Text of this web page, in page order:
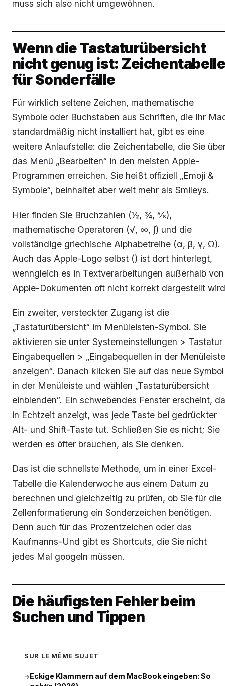
muss sich also nicht umgewöhnen.
Wenn die Tastaturübersicht
nicht genug ist:
für Sonderfälle
Für wirklich seltene Zeichen, mathematische
Symbole oder Buchstaben aus Schriften, die Ihr
standardmäßig nicht installiert hat, gibt es eine
weitere Anlaufstelle: die Zeichentabelle, die Sie
das Menü „Bearbeiten“ in den meisten Apple-
Programmen erreichen. Sie heißt offiziell „Emoji &
Symbole“, beinhaltet aber weit mehr als Smileys.
Hier finden Sie Bruchzahlen (½, ¾, ⅝),
mathematische Operatoren (√, ∞, ∫) und die
vollständige griechische Alphabetreihe (α, β, γ, Ω).
Auch das Apple-Logo selbst () ist dort hinterlegt,
wenngleich es in Textverarbeitungen außerhalb von
Apple-Dokumenten oft nicht korrekt dargestellt
Ein zweiter, versteckter Zugang ist die
„Tastaturübersicht“ im Menüleisten-Symbol. Sie
aktivieren sie unter Systemeinstellungen > Tastatur
Eingabequellen > „Eingabequellen in der Menüleiste
anzeigen“. Danach klicken Sie auf das neue Symbol
in der Menüleiste und wählen „Tastaturübersicht
einblenden“. Ein schwebendes Fenster erscheint,
in Echtzeit anzeigt, was jede Taste bei gedrückter
Alt- und Shift-Taste tut. Schließen Sie es nicht; Sie
werden es öfter brauchen, als Sie denken.
Das ist die schnellste Methode, um in einer Excel-
Tabelle die Kalenderwoche aus einem Datum zu
berechnen und gleichzeitig zu prüfen, ob Sie für die
Zellenformatierung ein Sonderzeichen benötigen.
Denn auch für das Prozentzeichen oder das
Kaufmanns-Und gibt es Shortcuts, die Sie nicht
jedes Mal googeln müssen.
Die häufigsten Fehler beim
Suchen und Tippen
SUR LE MÊME SUJET
→Eckige Klammern auf dem MacBook eingeben: So